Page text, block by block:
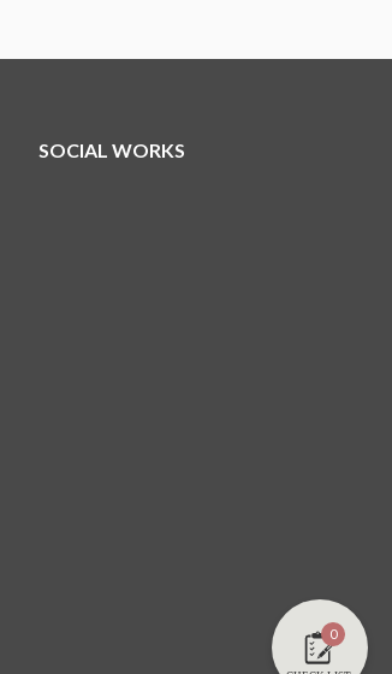
0
SOCIAL WORKS